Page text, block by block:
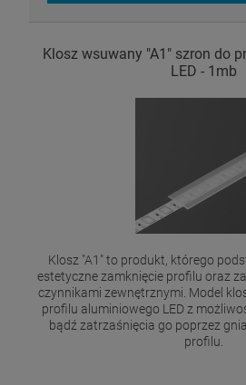
Klosz wsuwany "A1" szron do
LED - 1mb
Klosz "A1" to produkt, którego
estetyczne zamknięcie profilu oraz
czynnikami zewnętrznymi. Model
profilu aluminiowego LED z
bądź zatrzaśnięcia go poprzez
profilu.